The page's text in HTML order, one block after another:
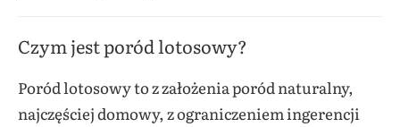
Czym jest poród lotosowy?
Poród lotosowy to z założenia poród naturalny,
najczęściej domowy, z ograniczeniem ingerencji